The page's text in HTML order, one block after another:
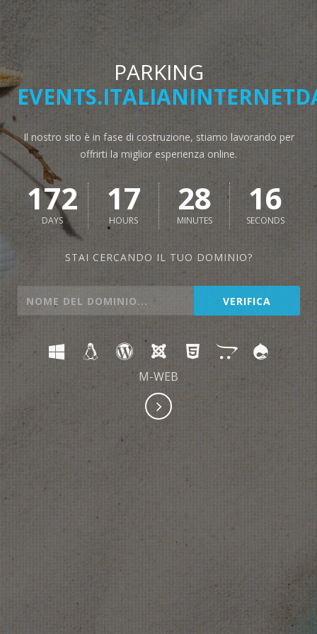
PARKING
Il nostro sito è in fase di costruzione, stiamo lavorando per
offrirti la miglior esperienza online.
172
DAYS
17
HOURS
28
MINUTES
16
SECONDS
STAI CERCANDO IL TUO DOMINIO?
M-WEB